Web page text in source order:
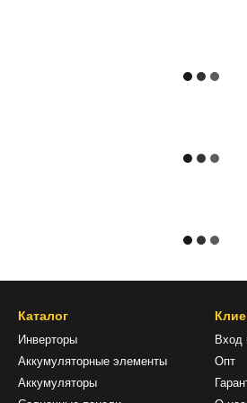
Каталог
Инверторы
Аккумуляторные элементы
Аккумуляторы
Вход
Опт